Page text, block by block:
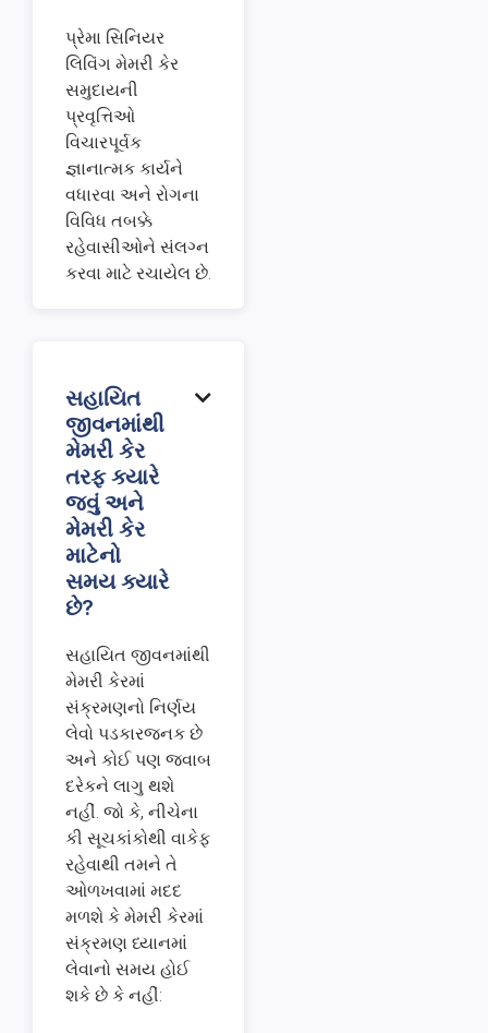
પ્રેમા સિનિયર
લિવિંગ મેમરી કેર
સમુદાયની
પ્રવૃત્તિઓ
વિચારપૂર્વક
જ્ઞાનાત્મક કાર્યને
વધારવા અને રોગના
વિવિધ તબક્કે
રહેવાસીઓને સંલગ્ન
કરવા માટે રચાયેલ છે.
સહાયિત
જીવનમાંથી
મેમરી કેર
તરફ ક્યારે
જવું અને
મેમરી કેર
માટેનો
સમય ક્યારે
છે?

સહાયિત જીવનમાંથી
મેમરી કેરમાં
સંક્રમણનો નિર્ણય
લેવો પડકારજનક છે
અને કોઈ પણ જવાબ
દરેકને લાગુ થશે
નહીં. જો કે, નીચેના
કી સૂચકાંકોથી વાકેફ
રહેવાથી તમને તે
ઓળખવામાં મદદ
મળશે કે મેમરી કેરમાં
સંક્રમણ ધ્યાનમાં
લેવાનો સમય હોઈ
શકે છે કે નહીં: